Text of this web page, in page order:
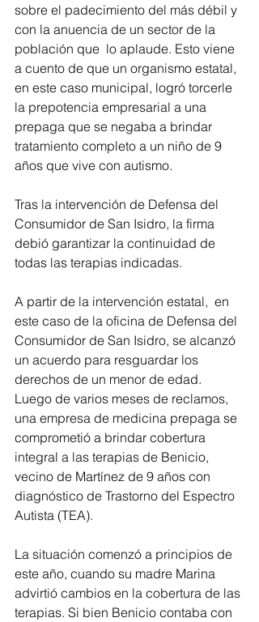
sobre el padecimiento del más débil y
con la anuencia de un sector de la
población que  lo aplaude. Esto viene
a cuento de que un organismo estatal,
en este caso municipal, logró torcerle
la prepotencia empresarial a una
prepaga que se negaba a brindar
tratamiento completo a un niño de 9
años que vive con autismo.
Tras la intervención de Defensa del
Consumidor de San Isidro, la firma
debió garantizar la continuidad de
todas las terapias indicadas.
A partir de la intervención estatal,  en
este caso de la oficina de Defensa del
Consumidor de San Isidro, se alcanzó
un acuerdo para resguardar los
derechos de un menor de edad.
Luego de varios meses de reclamos,
una empresa de medicina prepaga se
comprometió a brindar cobertura
integral a las terapias de Benicio,
vecino de Martínez de 9 años con
diagnóstico de Trastorno del Espectro
Autista (TEA).
La situación comenzó a principios de
este año, cuando su madre Marina
advirtió cambios en la cobertura de las
terapias. Si bien Benicio contaba con